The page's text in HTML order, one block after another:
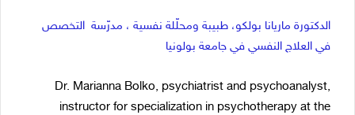
الدكتورة ماريانا بولكو، طبيبة ومحلّلة نفسية ، مدرّسة التخصص
في العلاج النفسي في جامعة بولونيا
Dr. Marianna Bolko, psychiatrist and psychoanalyst,
instructor for specialization in psychotherapy at the